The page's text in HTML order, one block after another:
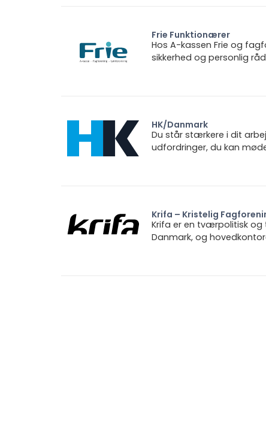
Frie Funktionærer
Hos A-kassen Frie og
sikkerhed og personlig
HK/Danmark
Du står stærkere i dit
udfordringer, du kan
Krifa – Kristelig
Krifa er en tværpolitisk og
Danmark, og